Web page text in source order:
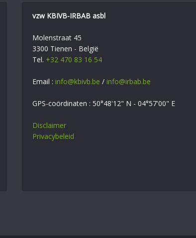
vzw KBIVB-IRBAB asbl
Molenstraat 45
3300 Tienen - België
Tel. +32 470 83 16 54
Email : info@kbivb.be / info@irbab.be
GPS-coördinaten : 50°48'12" N - 04°57'00" E
Disclaimer
Privacybeleid